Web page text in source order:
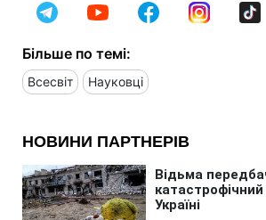
Більше по темі:
Всесвіт Науковці